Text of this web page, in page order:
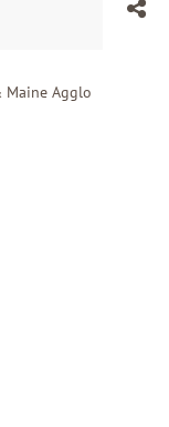
Maine Agglo